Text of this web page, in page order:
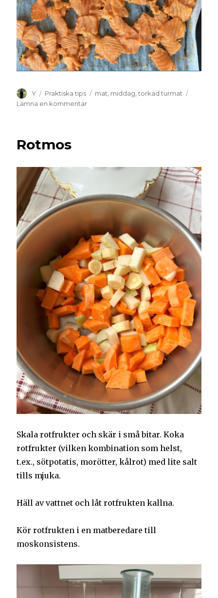
Y Praktiska tips mat, middag,torkad turmat
Lämna en kommentar
Rotmos
Skala rotfrukter och skär i små bitar. Koka
rotfrukter (vilken kombination som helst,
t.ex., sötpotatis, morötter, kålrot) med lite salt
tills mjuka.
Häll av vattnet och låt rotfrukten kallna.
Kör rotfrukten i en matberedare till
moskonsistens.